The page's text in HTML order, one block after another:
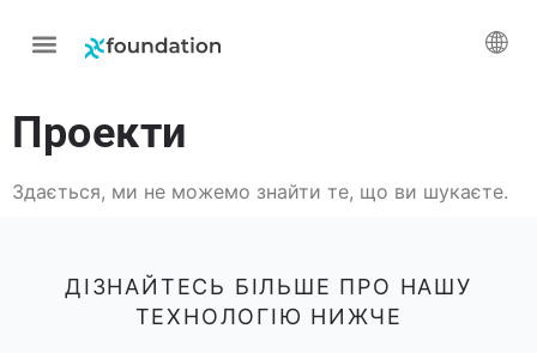
Проекти
Здається, ми не можемо знайти те, що ви шукаєте.
ДІЗНАЙТЕСЬ БІЛЬШЕ ПРО НАШУ
ТЕХНОЛОГІЮ НИЖЧЕ